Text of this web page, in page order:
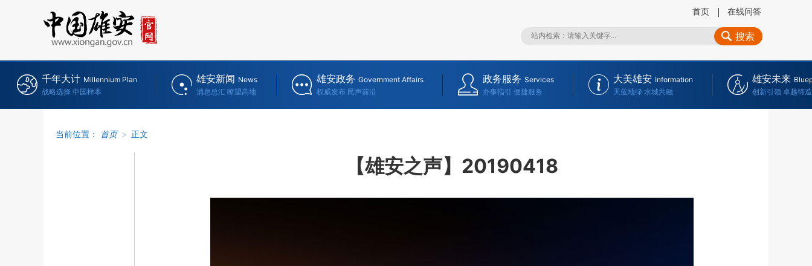
首页 在线问答
搜索
千年大计 Millennium Plan
战略选择 中国样本
雄安新闻 News
消息总汇 瞭望高地
雄安政务 Government Affairs
权威发布 民声前沿
政务服务 Services
办事指引 便捷服务
大美雄安 Information
天蓝地绿 水城共融
雄安未来
创新引领 卓越缔造
当前位置： 首页 > 正文
【雄安之声】20190418